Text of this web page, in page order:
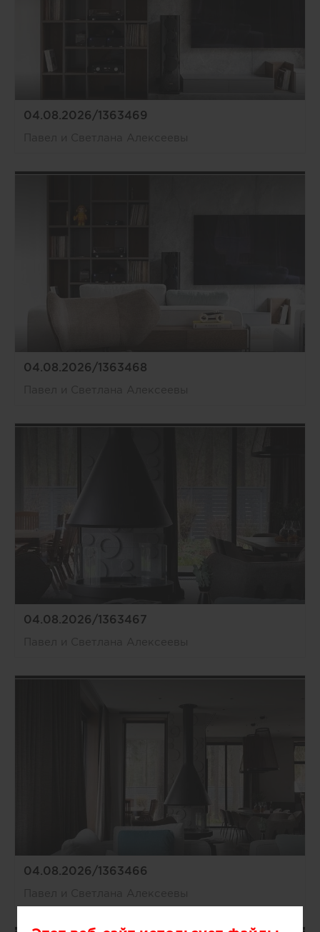
04.08.2026/1363469
04.08.2026/1363468
04.08.2026/1363467
04.08.2026/1363466